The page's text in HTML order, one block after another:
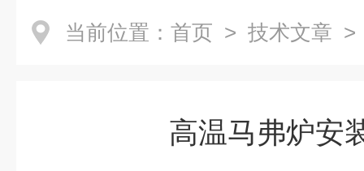
当前位置： 首页 > 技术文章 >
高温马弗炉安